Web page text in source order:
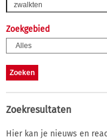
Zoekgebied
Zoekresultaten
Hier kan je nieuws en